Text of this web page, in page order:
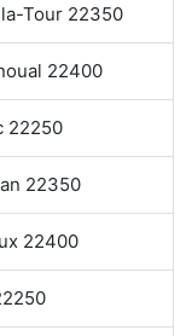
Tour 22350
22400
22250
22350
22400